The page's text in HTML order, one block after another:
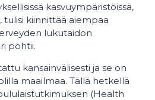
kasvuympäristöissä,
tulisi kiinnittää aiempaa
lukutaidon
pohtii.
kansainvälisesti ja se on
maailmaa. Tällä hetkellä
(Health